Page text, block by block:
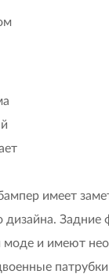
имеет
Задние
моде и имеют